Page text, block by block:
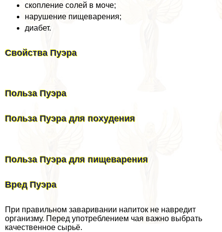
скопление солей в моче;
нарушение пищеварения;
диабет.
Свойства Пуэра
Польза Пуэра
Польза Пуэра для похудения
Польза Пуэра для пищеварения
Вред Пуэра
При правильном заваривании напиток не навредит
организму. Перед употрeблением чая важно выбрать
качественное сырьё.